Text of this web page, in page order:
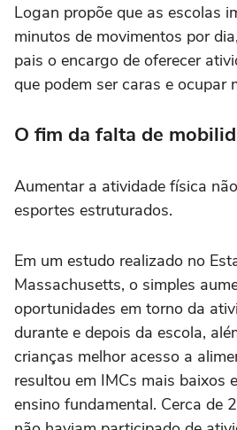
Logan propõe que as escolas
minutos de movimentos por
pais o encargo de oferecer
que podem ser caras e ocupar
O fim da falta de
Aumentar a atividade física
esportes estruturados.
Em um estudo realizado no
Massachusetts, o simples
oportunidades em torno da
durante e depois da escola,
crianças melhor acesso a
resultou em IMCs mais baixos
ensino fundamental. Cerca de